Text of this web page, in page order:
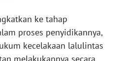
ke tahap
proses penyidikannya,
kecelakaan lalulintas